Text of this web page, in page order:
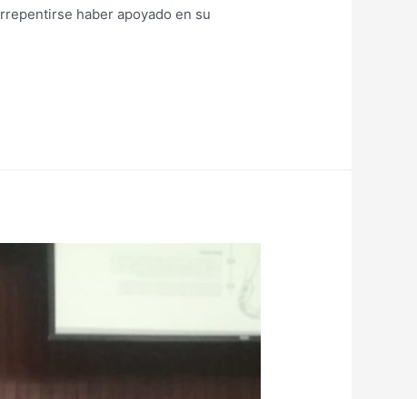
haber apoyado en su